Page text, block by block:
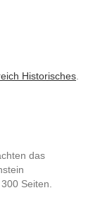
Historisches
das
Seiten.